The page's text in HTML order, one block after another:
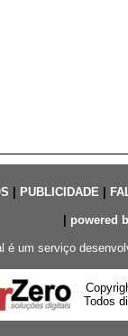
PUBLICIDADE|
powered
é um serviço
Todos